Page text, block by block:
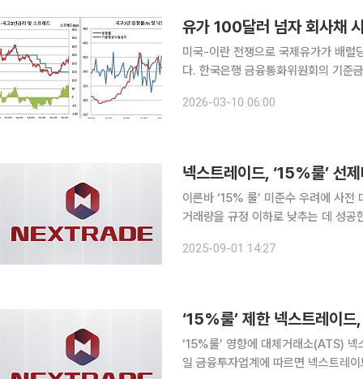
미국-이란 전쟁으로 국제유가가 배럴
다. 한국은행 금융통화위원회의 기준
빠르게 번지는 분위기다. 상반기 대규
2026-03-10 06:00
이른바 ‘15% 룰’ 미준수 우려에 사
거래량을 규정 이하로 낮추는 데 성
체결 종목 축소 이후인 20일부터 지
2025-09-01 14:27
‘15%룰’ 제한 넥스트레이
‘15%룰’ 영향에 대체거래소(ATS) 넥
일 금융투자업계에 따르면 넥스트레